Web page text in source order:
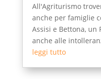
All'Agriturismo
anche per famiglie
Assisi e Bettona,
anche alle
leggi tutto